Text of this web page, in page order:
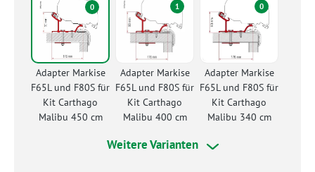
0
Adapter Markise
F65L und F80S für
Kit Carthago
Malibu 450 cm
1
Adapter Markise
F65L und F80S für
Kit Carthago
Malibu 400 cm
0
Adapter Markise
F65L und F80S für
Kit Carthago
Malibu 340 cm
Weitere Varianten